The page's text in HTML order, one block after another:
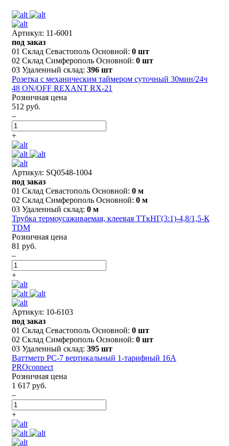
Артикул: 11-6001
под заказ
01 Склад Севастополь Основной: 0 шт
02 Склад Симферополь Основной: 0 шт
03 Удаленный склад: 396 шт
Розетка с механическим таймером суточный 30мин/24ч
48 ON/OFF REXANT RX-21
Розничная цена
512 руб.
–
+
Артикул: SQ0548-1004
под заказ
01 Склад Севастополь Основной: 0 м
02 Склад Симферополь Основной: 0 м
03 Удаленный склад: 0 м
Трубка термоусаживаемая, клеевая ТТкНГ(3:1)-4,8/1,5-К
TDM
Розничная цена
81 руб.
–
+
Артикул: 10-6103
под заказ
01 Склад Севастополь Основной: 0 шт
02 Склад Симферополь Основной: 0 шт
03 Удаленный склад: 395 шт
Ваттметр PC-7 вертикальный 1-тарифный 16А
PROconnect
Розничная цена
1 617 руб.
–
+